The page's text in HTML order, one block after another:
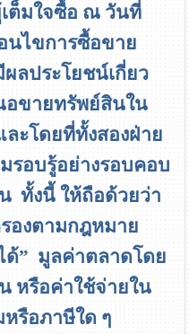
เต็มใจซื้อ ณ วันที่
นไขการซื้อขาย
ลประโยชน์เกี่ยว
อขายทรัพย์สินใน
ละโดยที่ทั้งสองฝ่าย
รอบรู้อย่างรอบคอบ
ทั้งนี้ ให้ถือด้วยว่า
องตามกฎหมาย
ด้” มูลค่าตลาดโดย
หรือค่าใช้จ่ายใน
รือภาษีใด ๆ